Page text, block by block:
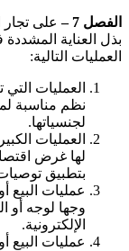
الفصل 7 –
على تجار
بذل العناية
العمليات التالية:
العمليات
نظم مناسبة
لجنسياتها.
العمليات
لها غرض
بتطبيق
عمليات البيع
وجها لوجه أو
الإلكترونية.
عمليات البيع